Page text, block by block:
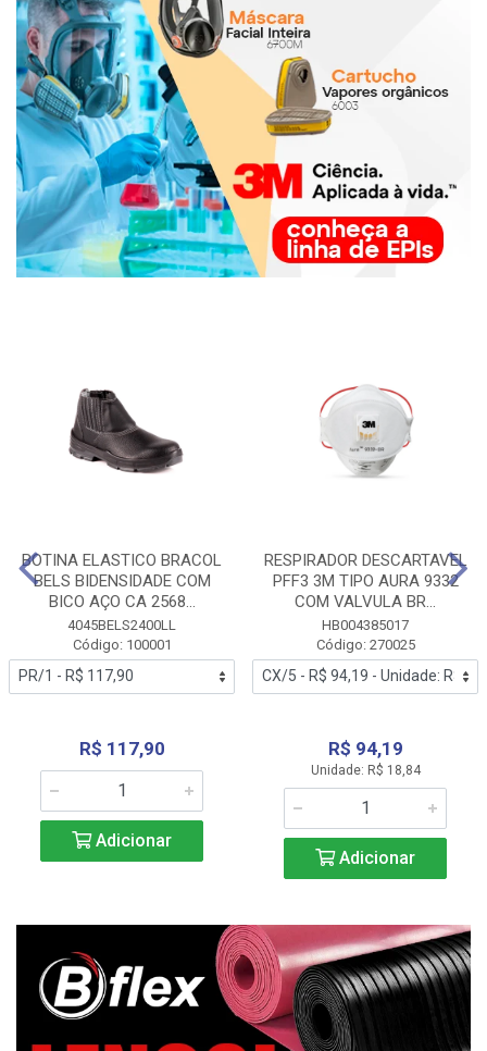
BOTINA ELASTICO BRACOL
BELS BIDENSIDADE COM
BICO AÇO CA 2568...
4045BELS2400LL
Código: 100001
R$ 117,90
Adicionar
RESPIRADOR DESCARTAVEL
PFF3 3M TIPO AURA 9332
COM VALVULA BR...
HB004385017
Código: 270025
R$ 94,19
Unidade: R$ 18,84
Adicionar